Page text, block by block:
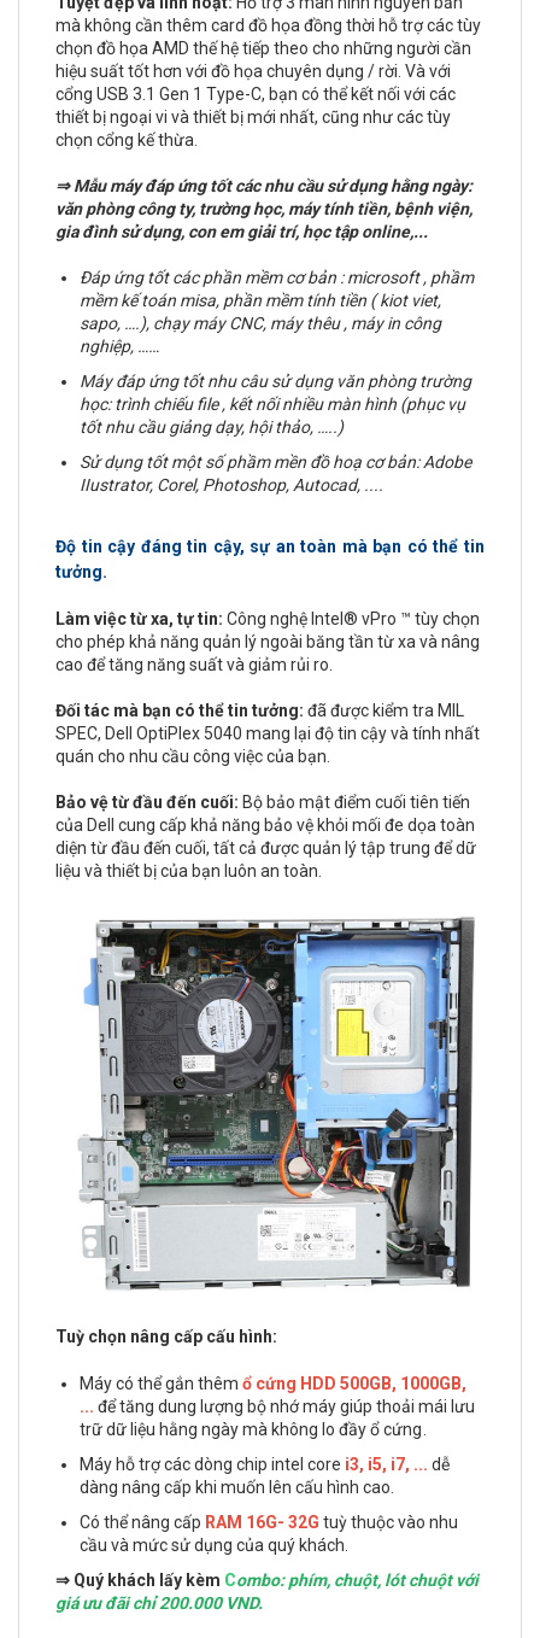
mà không cần thêm card đồ họa đồng thời hỗ trợ các tùy
chọn đồ họa AMD thế hệ tiếp theo cho những người cần
hiệu suất tốt hơn với đồ họa chuyên dụng / rời. Và với
cổng USB 3.1 Gen 1 Type-C, bạn có thể kết nối với các
thiết bị ngoại vi và thiết bị mới nhất, cũng như các tùy
chọn cổng kế thừa.
⇒Mẫu máy đáp ứng tốt các nhu cầu sử dụng hằng ngày:
văn phòng công ty, trường học, máy tính tiền, bệnh viện,
gia đình sử dụng, con em giải trí, học tập online,...
Đáp ứng tốt các phần mềm cơ bản : microsoft , phầm
mềm kế toán misa, phần mềm tính tiền ( kiot viet,
sapo, ….), chạy máy CNC, máy thêu , máy in công
nghiệp, ……
Máy đáp ứng tốt nhu câu sử dụng văn phòng trường
học: trình chiếu file , kết nối nhiều màn hình (phục vụ
tốt nhu cầu giảng dạy, hội thảo, …..)
Sử dụng tốt một số phầm mền đồ hoạ cơ bản:Adobe
IIustrator, Corel, Photoshop, Autocad, ....
Độ tin cậy đáng tin cậy, sự an toàn mà bạn có thể tin
tưởng.
Làm việc từ xa, tự tin: Công nghệ Intel® vPro ™ tùy chọn
cho phép khả năng quản lý ngoài băng tần từ xa và nâng
cao để tăng năng suất và giảm rủi ro.
Đối tác mà bạn có thể tin tưởng: đã được kiểm tra MIL
SPEC, Dell OptiPlex 5040 mang lại độ tin cậy và tính nhất
quán cho nhu cầu công việc của bạn.
Bảo vệ từ đầu đến cuối: Bộ bảo mật điểm cuối tiên tiến
của Dell cung cấp khả năng bảo vệ khỏi mối đe dọa toàn
diện từ đầu đến cuối, tất cả được quản lý tập trung để dữ
liệu và thiết bị của bạn luôn an toàn.
Tuỳ chọn nâng cấp cấu hình:
Máy có thể gắn thêm ổ cứng HDD 500GB, 1000GB,
... để tăng dung lượng bộ nhớ máy giúp thoải mái lưu
trữ dữ liệu hằng ngày mà không lo đầy ổ cứng .
Máy hỗ trợ các dòng chip intel core i3, i5, i7, ... dễ
dàng nâng cấp khi muốn lên cấu hình cao.
Có thể nâng cấp RAM 16G- 32G tuỳ thuộc vào nhu
cầu và mức sử dụng của quý khách.
⇒ Quý khách lấy kèm Combo: phím, chuột, lót chuột với
giá ưu đãi chỉ 200.000 VND.